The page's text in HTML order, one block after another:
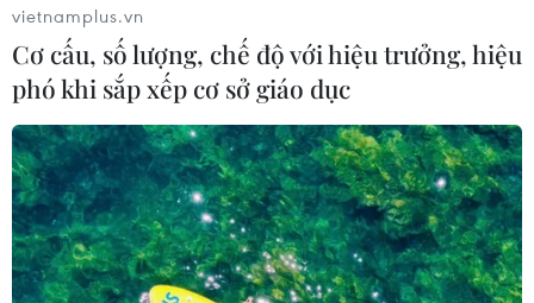
Xem thêm
CƠ QUAN CHỦ QUẢN: THÔNG TẤN XÃ VIỆT NAM
vietnamplus.vn
Cơ cấu, số lượng, chế độ với hiệu trưởng, hiệu
phó khi sắp xếp cơ sở giáo dục